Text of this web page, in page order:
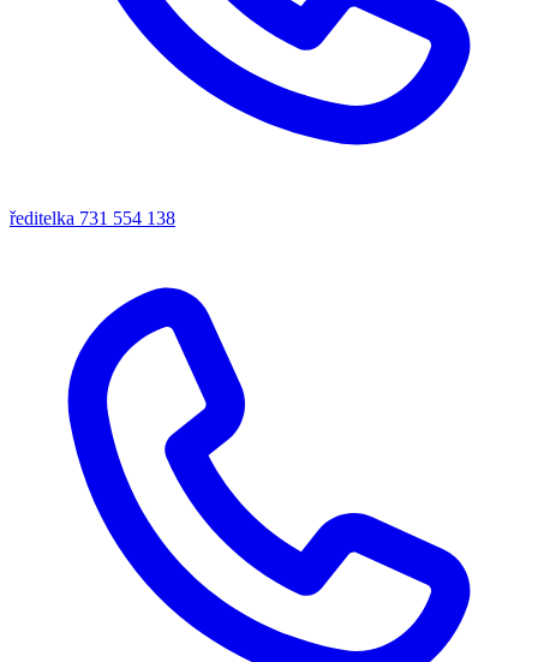
ředitelka 731 554 138